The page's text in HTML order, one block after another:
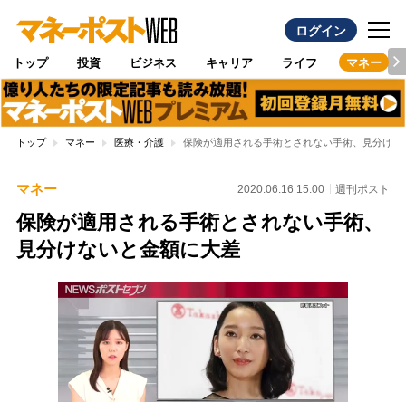
ログイン
トップ 投資 ビジネス キャリア ライフ マネー
トップ マネー 医療・介護 保険が適用される手術とされない手術、見分けな
マネー 2020.06.16 15:00 週刊ポスト
保険が適用される手術とされない手術、
見分けないと金額に大差